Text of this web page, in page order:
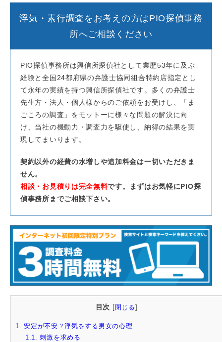
浮気・素行調査をお考えの方はPIO探偵事務
所へご相談ください
PIO探偵事務所は興信所探偵社として業歴53年に及ぶ
経験と全国24都府県の弁護士協同組合特約店指定とし
て永年の実績を持つ興信所探偵社です。多くの弁護士
先生方・法人・個人様からのご依頼をお受けし、「ま
ごころの調査」をモットーに様々な問題の解決に向
け、当社の機動力・調査力を駆使し、納得の結果を実
現してまいります。
契約以外の経費の水増しや追加料金は一切いただきま
せん。
相談・お見積りは完全無料です。まずはお気軽にPIO探
偵事務所までご相談下さい。
目次 閉じる
1.
安定が不安？浮気をする男女の心理
1.1.
刺激を求める